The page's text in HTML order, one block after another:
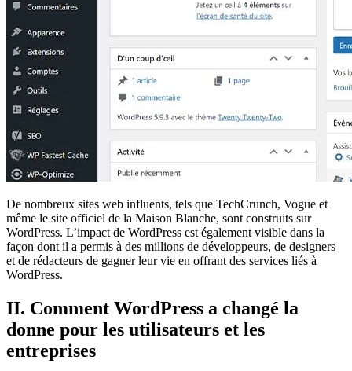
De nombreux sites web influents, tels que TechCrunch, Vogue et
même le site officiel de la Maison Blanche, sont construits sur
WordPress. L’impact de WordPress est également visible dans la
façon dont il a permis à des millions de développeurs, de designers
et de rédacteurs de gagner leur vie en offrant des services liés à
WordPress.
II. Comment WordPress a changé la
donne pour les utilisateurs et les
entreprises